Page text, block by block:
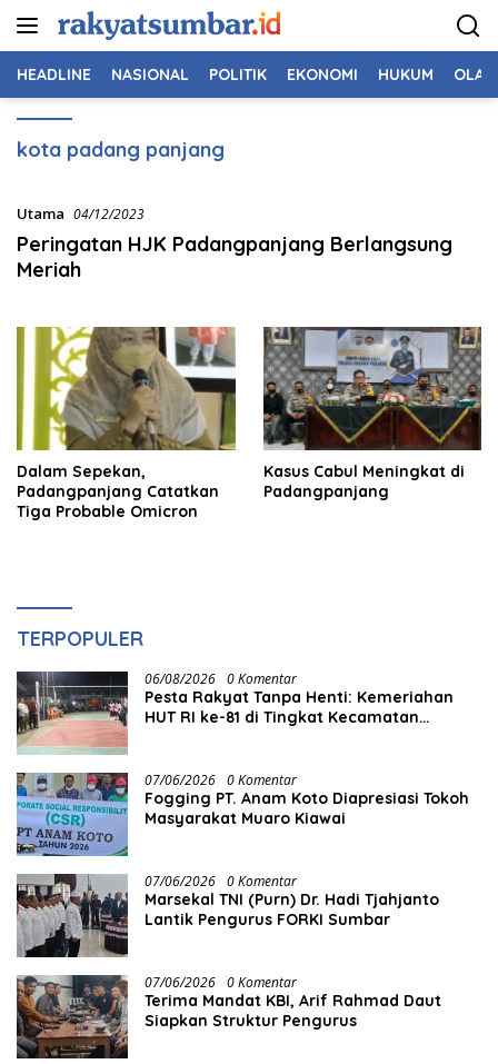
HEADLINE NASIONAL POLITIK EKONOMI HUKUM
kota padang panjang
Utama 04/12/2023
Peringatan HJK Padangpanjang Berlangsung
Meriah
Dalam Sepekan,
Padangpanjang Catatkan
Tiga Probable Omicron
Kasus Cabul Meningkat di
Padangpanjang
TERPOPULER
06/08/2026 0 Komentar
Pesta Rakyat Tanpa Henti: Kemeriahan
HUT RI ke-81 di Tingkat Kecamatan
07/06/2026 0 Komentar
Fogging PT. Anam Koto Diapresiasi Tokoh
07/06/2026 0 Komentar
Marsekal TNI (Purn) Dr. Hadi Tjahjanto
Lantik Pengurus FORKI Sumbar
07/06/2026 0 Komentar
Terima Mandat KBI, Arif Rahmad Daut
Siapkan Struktur Pengurus